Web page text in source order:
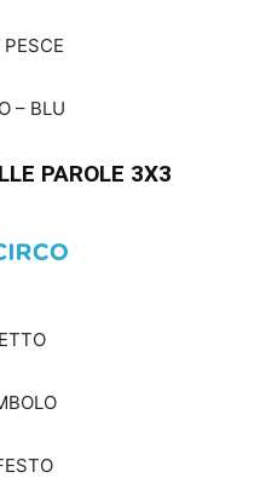
– BLU
PAROLE 3X3